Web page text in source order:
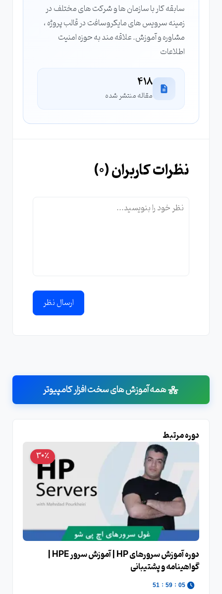
سابقه کار با سازمان ها و شرکت های مختلف در
زمینه سرویس های مایکروسافت در قالب پروژه ،
مشاوره و آموزش. علاقه مند به حوزه امنیت
اطلاعات
418
مقاله منتشر شده
نظرات کاربران (0
)
ارسال نظر
همه آموزش های سخت افزار کامپیوتر
دوره مرتبط
30٪
گواهینامه و پشتیبانی
05
:
59
:
49